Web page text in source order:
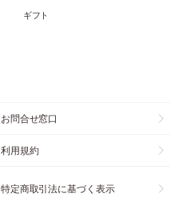
ギフト
お問合せ窓口
利用規約
特定商取引法に基づく表示